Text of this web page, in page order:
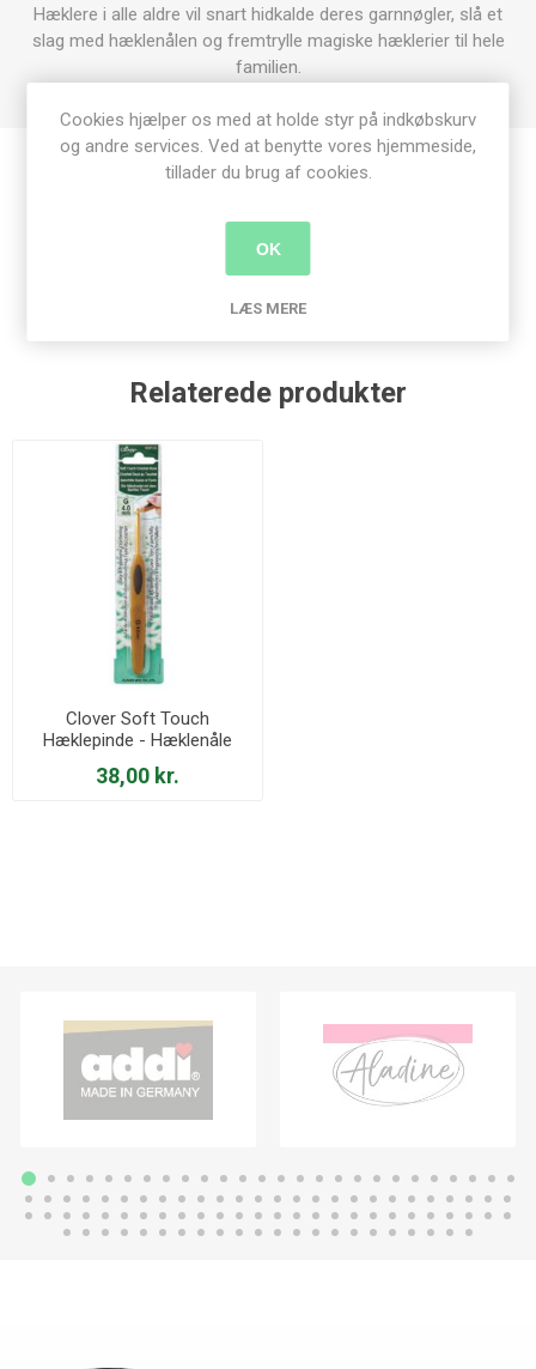
Hæklere i alle aldre vil snart hidkalde deres garnnøgler, slå et
slag med hæklenålen og fremtrylle magiske hæklerier til hele
familien.
bamser
Relaterede produkter
Clover Soft Touch
Hæklepinde - Hæklenåle
38,00 kr.
Cookies hjælper os med at holde styr på indkøbskurv
og andre services. Ved at benytte vores hjemmeside,
tillader du brug af cookies.
OK
LÆS MERE